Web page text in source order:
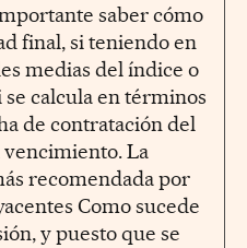
saber cómo
final, si teniendo en
medias del índice o
calcula en términos
de contratación del
La
recomendada por
Como sucede
y puesto que se